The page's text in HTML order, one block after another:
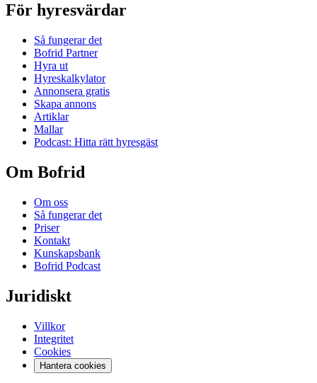
För hyresvärdar
Så fungerar det
Bofrid Partner
Hyra ut
Hyreskalkylator
Annonsera gratis
Skapa annons
Artiklar
Mallar
Podcast: Hitta rätt hyresgäst
Om Bofrid
Om oss
Så fungerar det
Priser
Kontakt
Kunskapsbank
Bofrid Podcast
Juridiskt
Villkor
Integritet
Cookies
Hantera cookies